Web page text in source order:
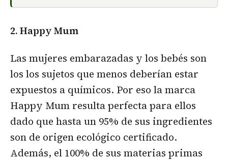
2. Happy Mum
Las mujeres embarazadas y los bebés son
los los sujetos que menos deberían estar
expuestos a químicos. Por eso la marca
Happy Mum resulta perfecta para ellos
dado que hasta un 95% de sus ingredientes
son de origen ecológico certificado.
Además, el 100% de sus materias primas